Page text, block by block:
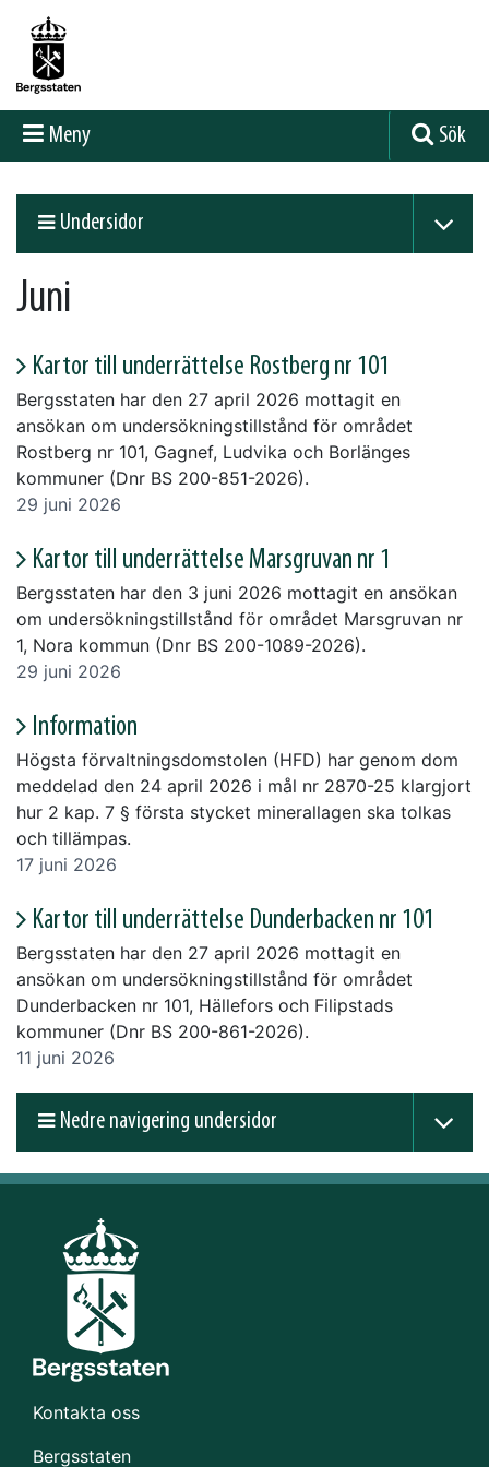
Meny Sök
Undersidor
Juni
Kartor till underrättelse Rostberg nr 101
Bergsstaten har den 27 april 2026 mottagit en
ansökan om undersökningstillstånd för området
Rostberg nr 101, Gagnef, Ludvika och Borlänges
kommuner (Dnr BS 200-851-2026).
29 juni 2026
Kartor till underrättelse Marsgruvan nr 1
Bergsstaten har den 3 juni 2026 mottagit en ansökan
om undersökningstillstånd för området Marsgruvan nr
1, Nora kommun (Dnr BS 200-1089-2026).
29 juni 2026
Information
Högsta förvaltningsdomstolen (HFD) har genom dom
meddelad den 24 april 2026 i mål nr 2870-25 klargjort
hur 2 kap. 7 § första stycket minerallagen ska tolkas
och tillämpas.
17 juni 2026
Kartor till underrättelse Dunderbacken nr 101
Bergsstaten har den 27 april 2026 mottagit en
ansökan om undersökningstillstånd för området
Dunderbacken nr 101, Hällefors och Filipstads
kommuner (Dnr BS 200-861-2026).
11 juni 2026
Nedre navigering undersidor
Kontakta oss
Bergsstaten